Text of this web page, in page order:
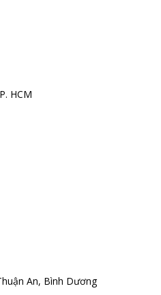
HCM
An, Bình Dương